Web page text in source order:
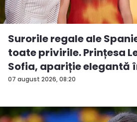
07 august 2026, 08:20
Surorile regale ale
toate privirile. Prințesa
Sofia, apariție elegantă